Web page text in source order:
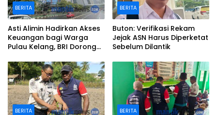
BERITA
Asti Alimin Hadirkan Akses
Keuangan bagi Warga
Pulau Kelang, BRI Dorong
Kepulauan
BERITA
Buton: Verifikasi Rekam
Jejak ASN Harus Diperketat
Sebelum Dilantik
BERITA BERITA